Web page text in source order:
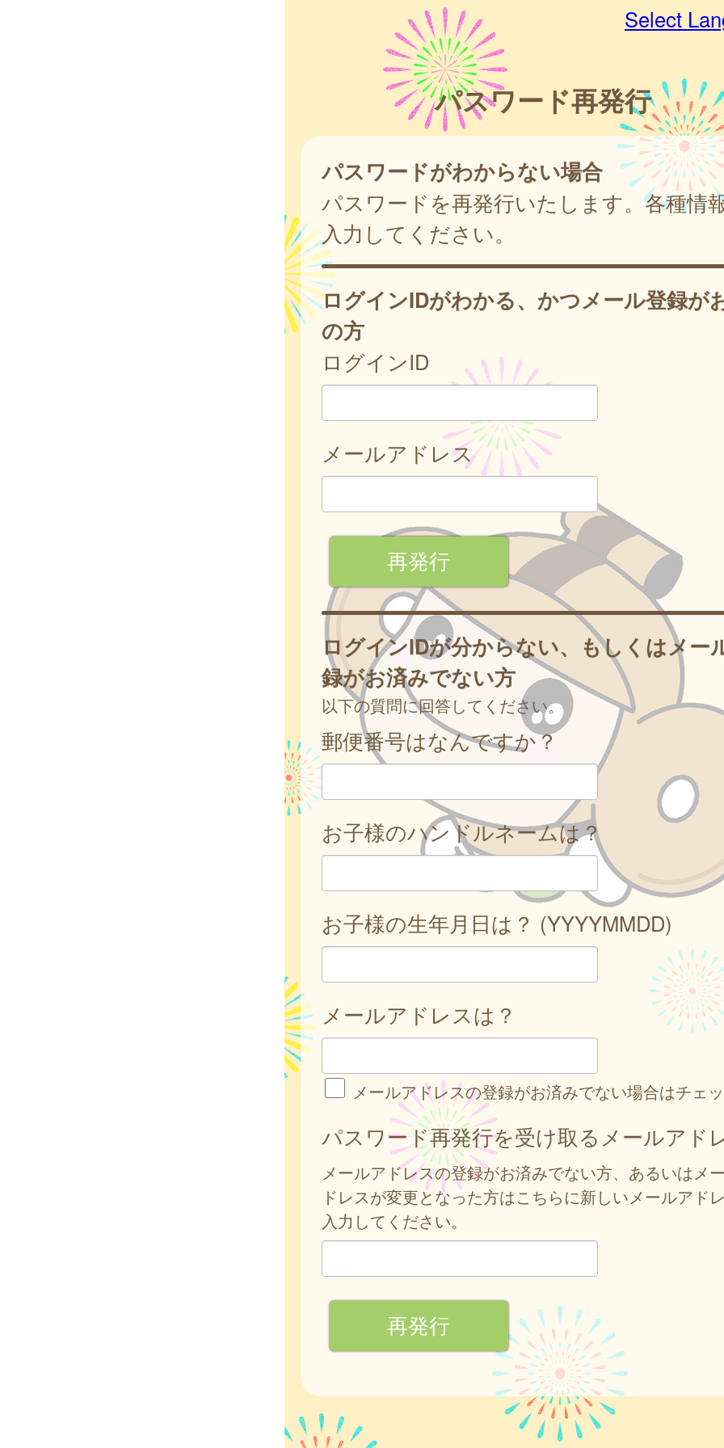
Select
パスワード再発行
パスワードがわからない場合
パスワードを再発行いたします。各種情
入力してください。
ログインIDがわかる、かつメール登録が
の方
ログインID
メールアドレス
ログインIDが分からない、もしくはメー
録がお済みでない方
以下の質問に回答してください。
郵便番号はなんですか？
お子様のハンドルネームは？
お子様の生年月日は？ (YYYYMMDD)
メールアドレスは？
メールアドレスの登録がお済みでない場合はチェ
パスワード再発行を受け取るメールアド
メールアドレスの登録がお済みでない方、あるいはメ
ドレスが変更となった方はこちらに新しいメールアド
入力してください。